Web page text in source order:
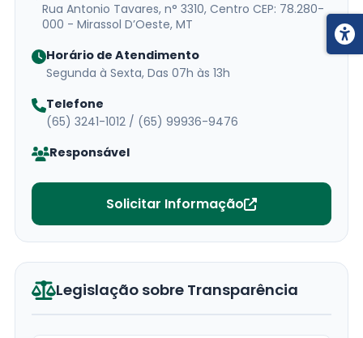
Rua Antonio Tavares, n° 3310, Centro CEP: 78.280-
000 - Mirassol D’Oeste, MT
Horário de Atendimento
Segunda à Sexta, Das 07h às 13h
Telefone
(65) 3241-1012 / (65) 99936-9476
Responsável
Solicitar Informação
Legislação sobre Transparência